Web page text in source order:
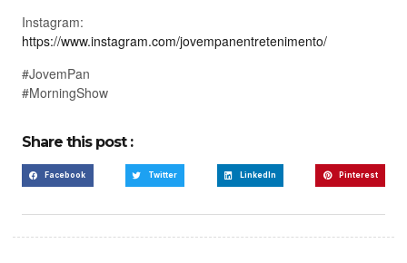
Instagram:
https://www.instagram.com/jovempanentretenimento/
#JovemPan
#MorningShow
Share this post :
Facebook Twitter LinkedIn Pinterest